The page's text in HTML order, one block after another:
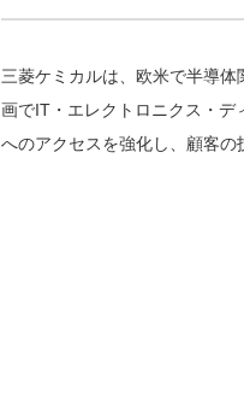
三菱ケミカルは、欧米で半導
画でIT・エレクトロニクス・デ
へのアクセスを強化し、顧客